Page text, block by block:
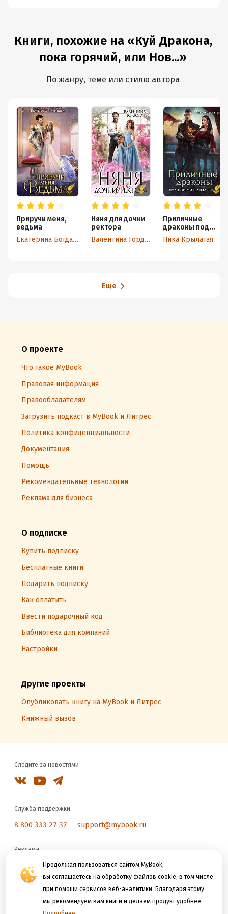
Продолжая пользоваться сайтом MyBook,
вы соглашаетесь на обработку файлов cookie, в том числе
при помощи сервисов веб-аналитики. Благодаря этому
мы рекомендуем вам книги и делаем продукт удобнее.
Книги, похожие на «Куй Дракона,
пока горячий, или Нов...»
По жанру, теме или стилю автора
Приручи меня,
ведьма
Екатерина Богданова
Няня для дочки
ректора
Валентина Гордова
Приличные
драконы под
ногами не
валяются
Ника Крылатая
Еще
О проекте
Что такое MyBook
Правовая информация
Правообладателям
Загрузить подкаст в MyBook и Литрес
Политика конфиденциальности
Документация
Помощь
Рекомендательные технологии
Реклама для бизнеса
О подписке
Купить подписку
Бесплатные книги
Подарить подписку
Как оплатить
Ввести подарочный код
Библиотека для компаний
Настройки
Другие проекты
Опубликовать книгу на MyBook и Литрес
Книжный вызов
Следите за новостями
Служба поддержки
8 800 333 27 37 support@mybook.ru
Реклама
reklama@litres.ru
Мы принимаем к оплате